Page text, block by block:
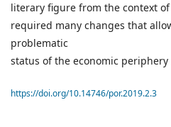
literary figure from the context
required many changes that
problematic
status of the economic
https://doi.org/10.14746/por.2019.2.3